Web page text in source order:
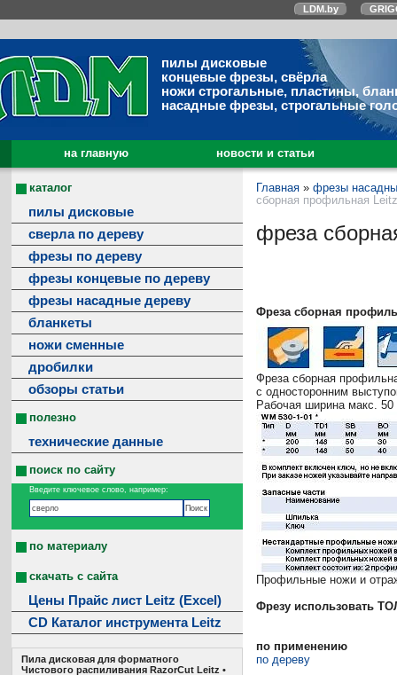
LDM.by
пилы дисковые
концевые фрезы, свёрла
ножи строгальные, пластины,
насадные фрезы, строгальные
на главную новости и статьи
каталог
пилы дисковые
сверла по дереву
фрезы по дереву
фрезы концевые по дереву
фрезы насадные дереву
бланкеты
ножи сменные
дробилки
обзоры статьи
полезно
технические данные
поиск по сайту
Введите ключевое слово, например:
по материалу
скачать с сайта
Цены Прайс лист Leitz (Excel)
CD Каталог инструмента Leitz
Пила дисковая для форматного
Чистового распиливания RazorCut Leitz •
Главная » фрезы
сборная профильная
фреза
Фреза сборная
Фреза сборная
с односторонним
Рабочая ширина макс.
Профильные ножи и
Фрезу использовать
по применению
по дереву